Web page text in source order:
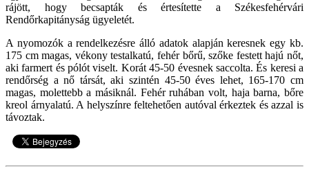
rájött, hogy becsapták és értesítette a Székesfehérvári
Rendőrkapitányság ügyeletét.
A nyomozók a rendelkezésre álló adatok alapján keresnek egy kb.
175 cm magas, vékony testalkatú, fehér bőrű, szőke festett hajú nőt,
aki farmert és pólót viselt. Korát 45-50 évesnek saccolta. És keresi a
rendőrség a nő társát, aki szintén 45-50 éves lehet, 165-170 cm
magas, molettebb a másiknál. Fehér ruhában volt, haja barna, bőre
kreol árnyalatú. A helyszínre feltehetően autóval érkeztek és azzal is
távoztak.